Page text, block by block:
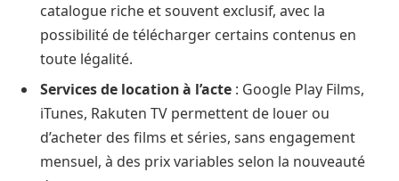
catalogue riche et souvent exclusif, avec la
possibilité de télécharger certains contenus en
toute légalité.
Services de location à l’acte : Google Play Films,
iTunes, Rakuten TV permettent de louer ou
d’acheter des films et séries, sans engagement
mensuel, à des prix variables selon la nouveauté